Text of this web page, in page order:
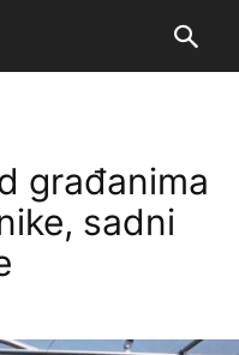
građanima
sadni